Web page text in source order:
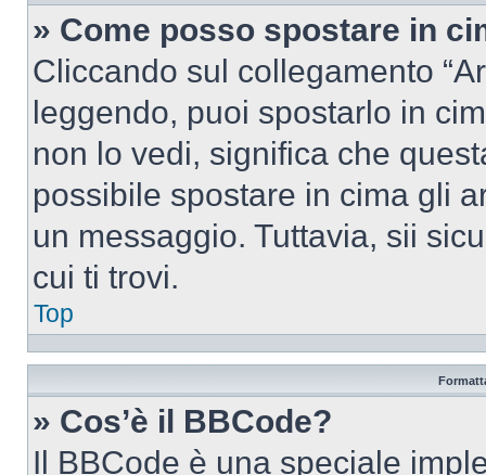
» Come posso spostare in
Cliccando sul collegamento
leggendo, puoi spostarlo in
non lo vedi, significa che
possibile spostare in cima gli
un messaggio. Tuttavia, sii
cui ti trovi.
Top
» Cos’è il BBCode?
Il BBCode è una speciale